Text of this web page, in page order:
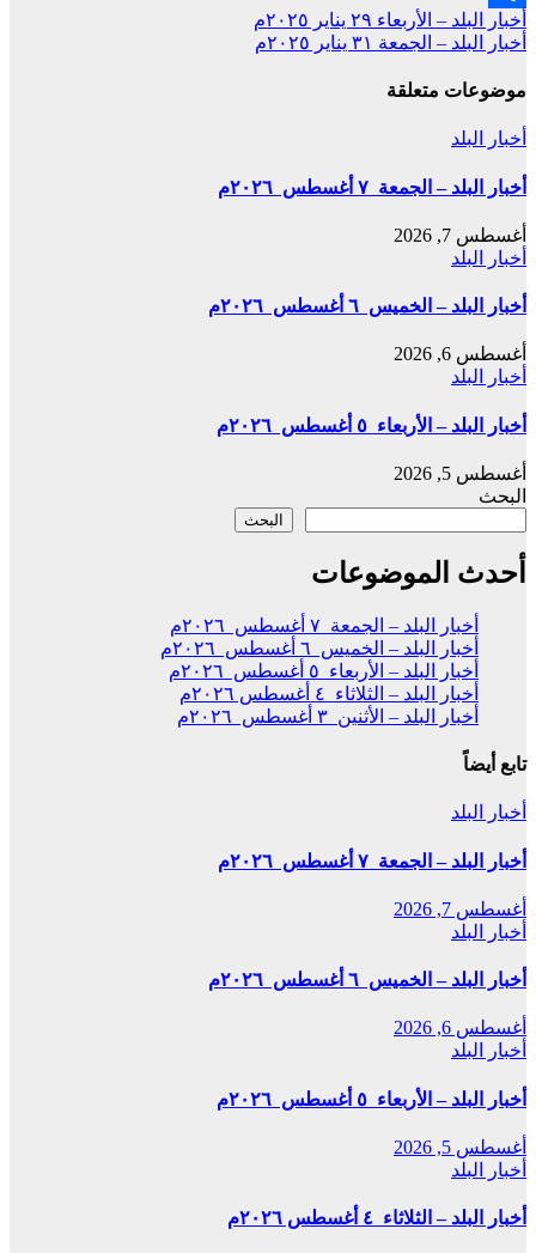
Share
تصفّح
المقالات
أخبار البلد – الأربعاء ٢٩ يناير ٢٠٢٥م
أخبار البلد – الجمعة ٣١ يناير ٢٠٢٥م
موضوعات متعلقة
أخبار البلد
أخبار البلد – الجمعة ٧ أغسطس ٢٠٢٦م
أغسطس 7, 2026
أخبار البلد
أخبار البلد – الخميس ٦ أغسطس ٢٠٢٦م
أغسطس 6, 2026
أخبار البلد
أخبار البلد – الأربعاء ٥ أغسطس ٢٠٢٦م
أغسطس 5, 2026
البحث
البحث
أحدث الموضوعات
أخبار البلد – الجمعة ٧ أغسطس ٢٠٢٦م
أخبار البلد – الخميس ٦ أغسطس ٢٠٢٦م
أخبار البلد – الأربعاء ٥ أغسطس ٢٠٢٦م
أخبار البلد – الثلاثاء ٤ أغسطس ٢٠٢٦م
أخبار البلد – الأثنين ٣ أغسطس ٢٠٢٦م
تابع أيضاً
أخبار البلد
أخبار البلد – الجمعة ٧ أغسطس ٢٠٢٦م
أغسطس 7, 2026
أخبار البلد
أخبار البلد – الخميس ٦ أغسطس ٢٠٢٦م
أغسطس 6, 2026
أخبار البلد
أخبار البلد – الأربعاء ٥ أغسطس ٢٠٢٦م
أغسطس 5, 2026
أخبار البلد
أخبار البلد – الثلاثاء ٤ أغسطس ٢٠٢٦م